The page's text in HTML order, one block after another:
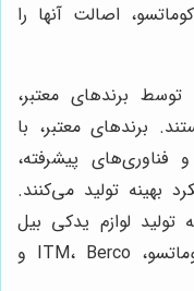
اصالت آنها را
برندهای معتبر،
برندهای معتبر، با
فناوری‌های پیشرفته،
بهینه تولید می‌کنند.
تولید لوازم یدکی بیل
مکانیکی کوماتسو عبارتند از: کوماتسو، ITM، Berco و